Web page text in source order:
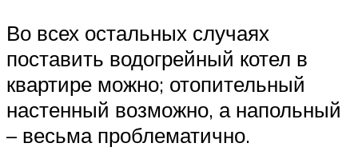
Во всех остальных случаях
поставить водогрейный котел в
квартире можно; отопительный
настенный возможно, а напольный
– весьма проблематично.